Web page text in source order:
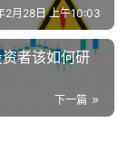
2月28日 上午10:03
者该如何研
下一篇